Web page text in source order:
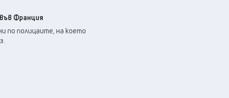
Франция
по полицаите, на което